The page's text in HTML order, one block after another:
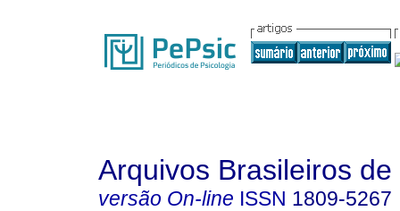
Arquivos Brasileiros
versão On-line ISSN 1809-5267